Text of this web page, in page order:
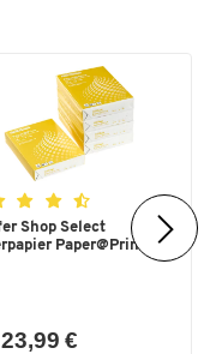
Shop Select
Paper@Print, DIN
€